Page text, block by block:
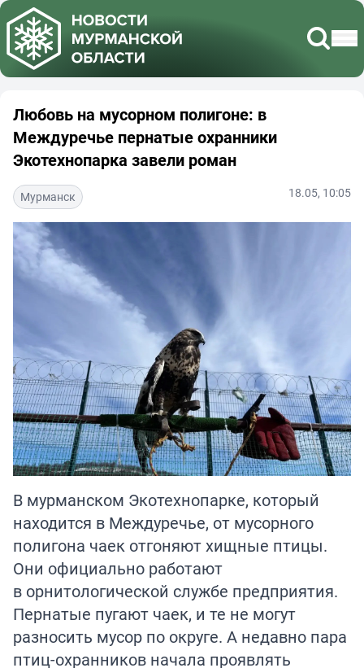
Любовь на мусорном полигоне: в
Междуречье пернатые охранники
Экотехнопарка завели роман
Мурманск 18.05, 10:05
В мурманском Экотехнопарке, который
находится в Междуречье, от мусорного
полигона чаек отгоняют хищные птицы.
Они официально работают
в орнитологической службе предприятия.
Пернатые пугают чаек, и те не могут
разносить мусор по округе. А недавно пара
птиц-охранников начала проявлять